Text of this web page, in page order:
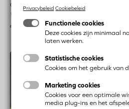
Gefäß wurde in den 1940er Jahren
Warredal in Neeroeteren zufällig
einem frühmittelalterlichen Grab (6.-
Privacybeleid Cookiebeleid
Functionele cookies
Deze cookies zijn minimaal
laten werken.
Statistische cookies
Cookies om het gebruik van
Marketing cookies
Cookies voor een optimale
media plug-ins en het